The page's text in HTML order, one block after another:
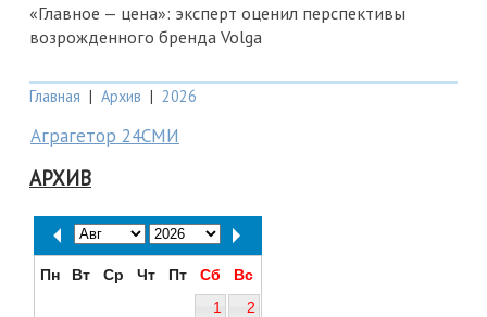
«Главное — цена»: эксперт оценил перспективы
возрожденного бренда Volga
Главная | Архив | 2026
Аграгетор 24СМИ
АРХИВ
Пн Вт Ср Чт Пт Сб
Вс
1
2